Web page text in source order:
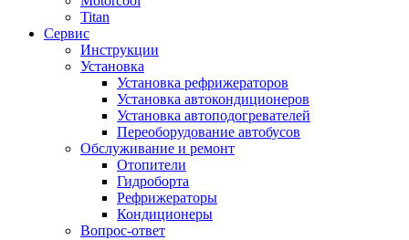
Titan
Сервис
Инструкции
Установка
Установка рефрижераторов
Установка автокондиционеров
Установка автоподогревателей
Переоборудование автобусов
Обслуживание и ремонт
Отопители
Гидроборта
Рефрижераторы
Кондиционеры
Вопрос-ответ